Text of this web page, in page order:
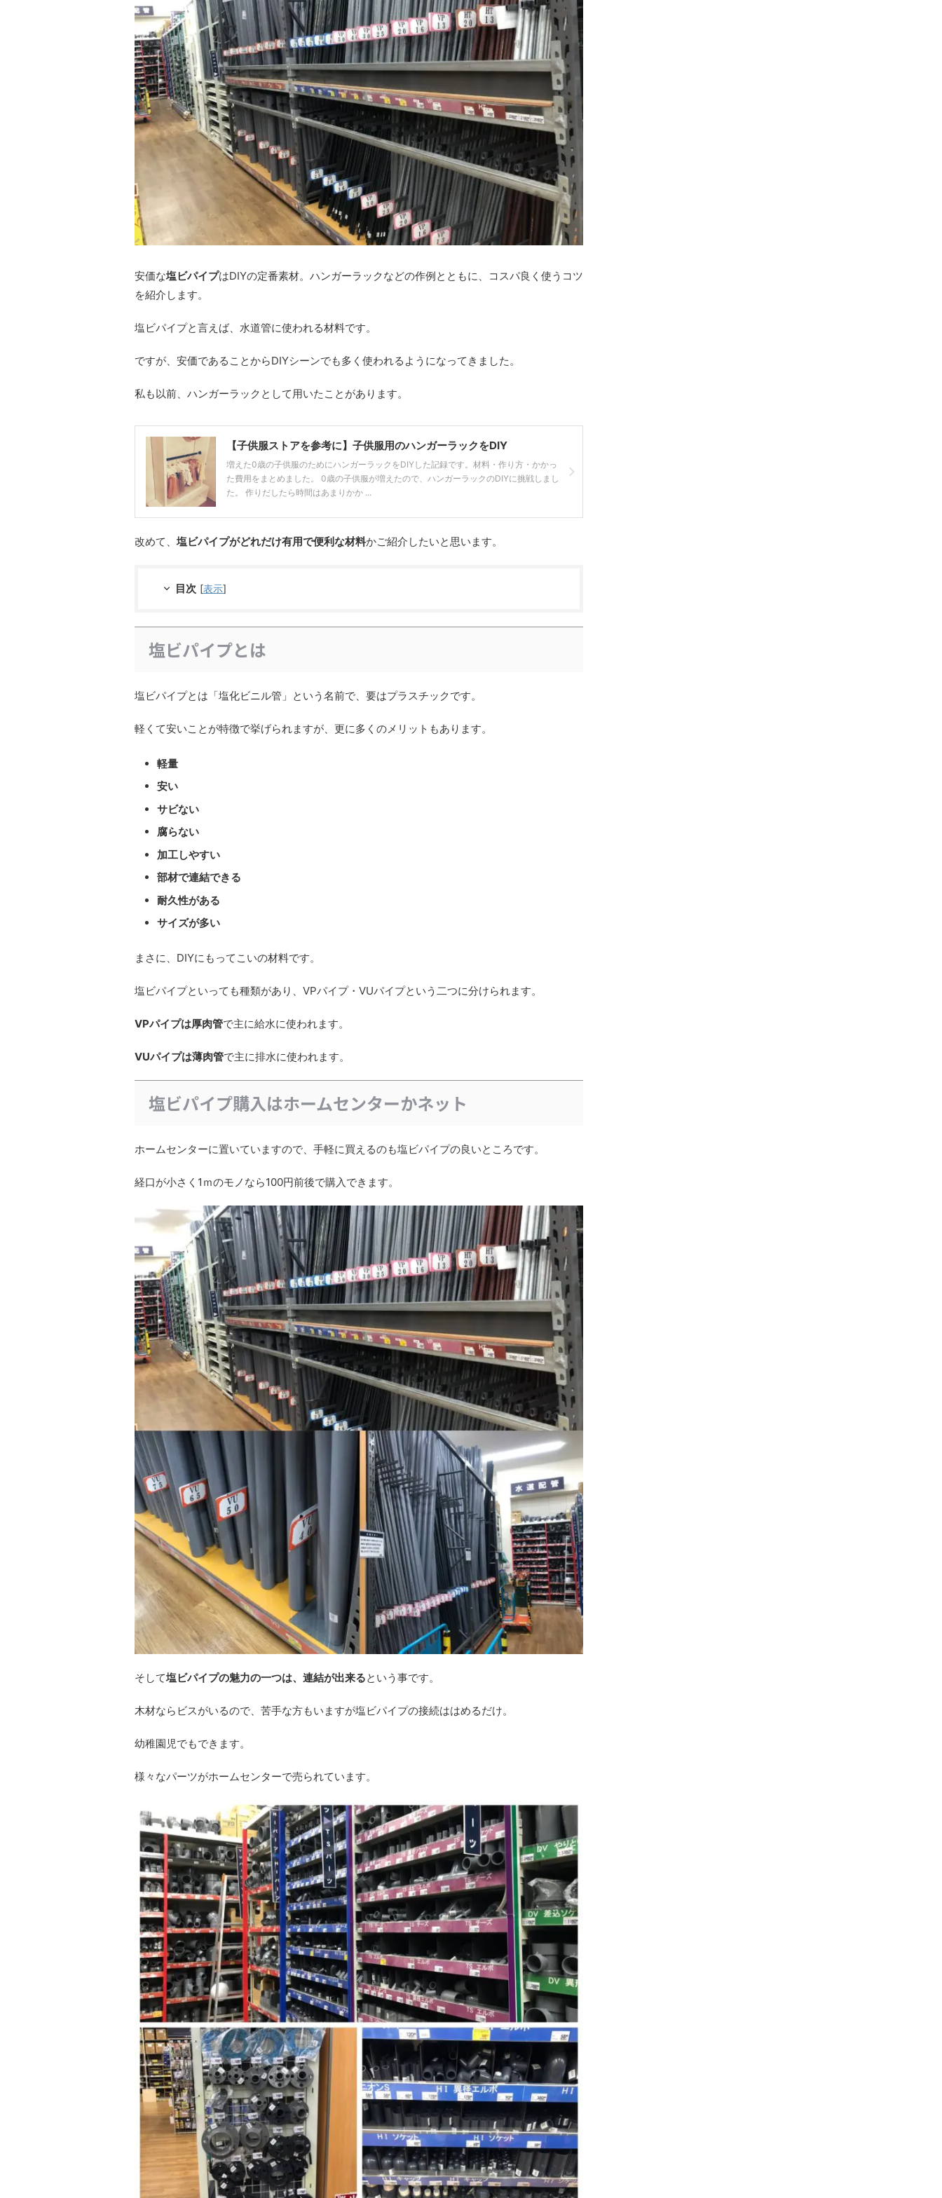
安価な塩ビパイプはDIYの定番素材。ハンガーラックなどの作例とともに、コスパ良く使うコツ
を紹介します。
塩ビパイプと言えば、水道管に使われる材料です。
ですが、安価であることからDIYシーンでも多く使われるようになってきました。
私も以前、ハンガーラックとして用いたことがあります。
【子供服ストアを参考に】子供服用のハンガーラックをDIY
増えた0歳の子供服のためにハンガーラックをDIYした記録です。材料・作り方・かかっ
た費用をまとめました。 0歳の子供服が増えたので、ハンガーラックのDIYに挑戦しまし
た。 作りだしたら時間はあまりかか ...
改めて、 塩ビパイプがどれだけ有用で便利な材料かご紹介したいと思います。
目次 [表示]
塩ビパイプとは
塩ビパイプとは「塩化ビニル管」という名前で、要はプラスチックです。
軽くて安いことが特徴で挙げられますが、更に多くのメリットもあります。
軽量
安い
サビない
腐らない
加工しやすい
部材で連結できる
耐久性がある
サイズが多い
まさに、DIYにもってこいの材料です。
塩ビパイプといっても種類があり、VPパイプ・VUパイプという二つに分けられます。
VPパイプは厚肉管で主に給水に使われます。
VUパイプは薄肉管で主に排水に使われます。
塩ビパイプ購入はホームセンターかネット
ホームセンターに置いていますので、手軽に買えるのも塩ビパイプの良いところです。
経口が小さく1ｍのモノなら100円前後で購入できます。
そして塩ビパイプの魅力の一つは、連結が出来るという事です。
木材ならビスがいるので、苦手な方もいますが塩ビパイプの接続ははめるだけ。
幼稚園児でもできます。
様々なパーツがホームセンターで売られています。